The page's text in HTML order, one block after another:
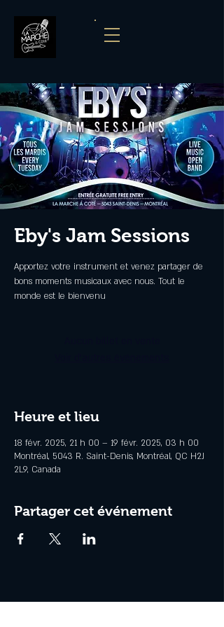
Eby's Jam Sessions
Apportez votre instrument et venez partager de
bons moments musicaux avec nous. Tout le
monde est le bienvenu
Heure et lieu
18 févr. 2025, 21 h 00 – 19 févr. 2025, 03 h 00
Montréal, 5043 R. Saint-Denis, Montréal, QC H2J
2L9, Canada
Partager cet événement